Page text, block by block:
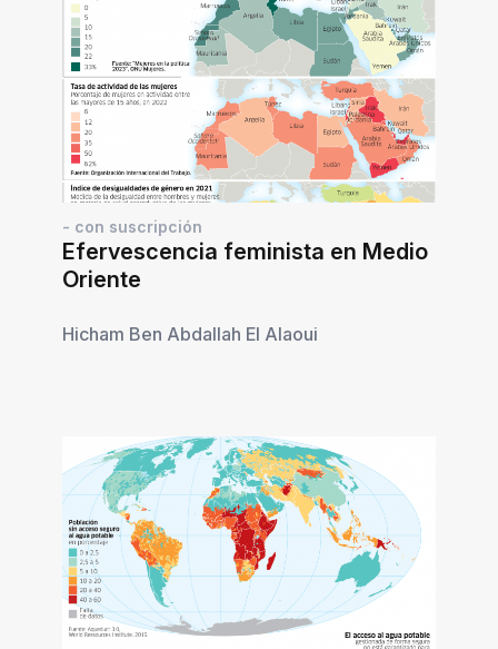
- con suscripción
Efervescencia feminista en Medio
Oriente
Hicham Ben Abdallah El Alaoui